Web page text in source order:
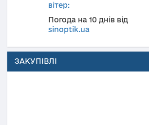
вітер:
Погода на 10 днів від
sinoptik.ua
ЗАКУПІВЛІ